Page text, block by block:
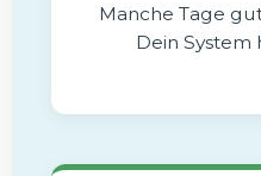
Manche Tage
Dein